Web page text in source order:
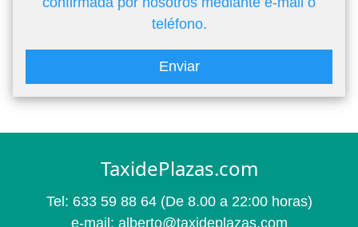
teléfono.
Enviar
TaxidePlazas.com
Tel: 633 59 88 64 (De 8.00 a 22:00 horas)
e-mail: alberto@taxideplazas.com